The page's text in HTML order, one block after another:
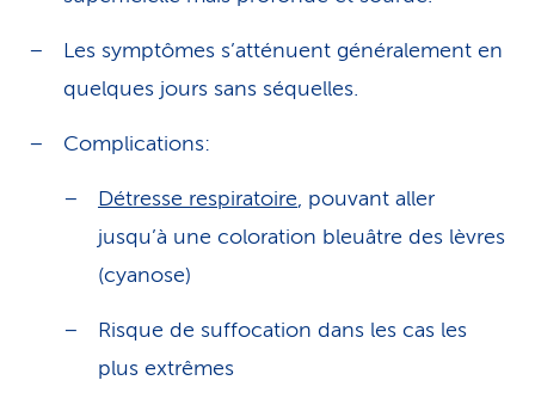
Les symptômes s’atténuent généralement en
quelques jours sans séquelles.
Complications:
Détresse respiratoire, pouvant aller
jusqu’à une coloration bleuâtre des lèvres
(cyanose)
Risque de suffocation dans les cas les
plus extrêmes